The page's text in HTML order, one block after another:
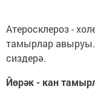
Атеросклероз -
тамырлар
сиздерә.
Йөрәк - кан